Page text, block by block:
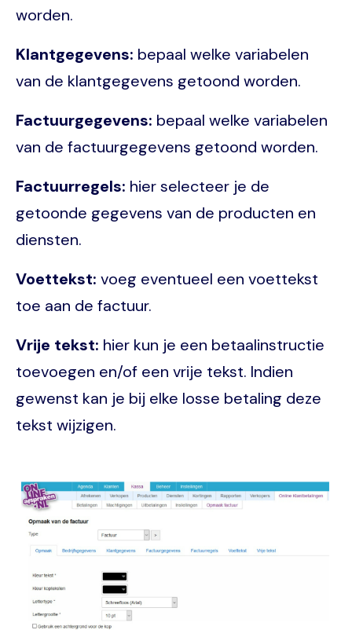
worden.
Klantgegevens: bepaal welke variabelen
van de klantgegevens getoond worden.
Factuurgegevens: bepaal welke variabelen
van de factuurgegevens getoond worden.
Factuurregels: hier selecteer je de
getoonde gegevens van de producten en
diensten.
Voettekst: voeg eventueel een voettekst
toe aan de factuur.
Vrije tekst: hier kun je een betaalinstructie
toevoegen en/of een vrije tekst. Indien
gewenst kan je bij elke losse betaling deze
tekst wijzigen.
Image